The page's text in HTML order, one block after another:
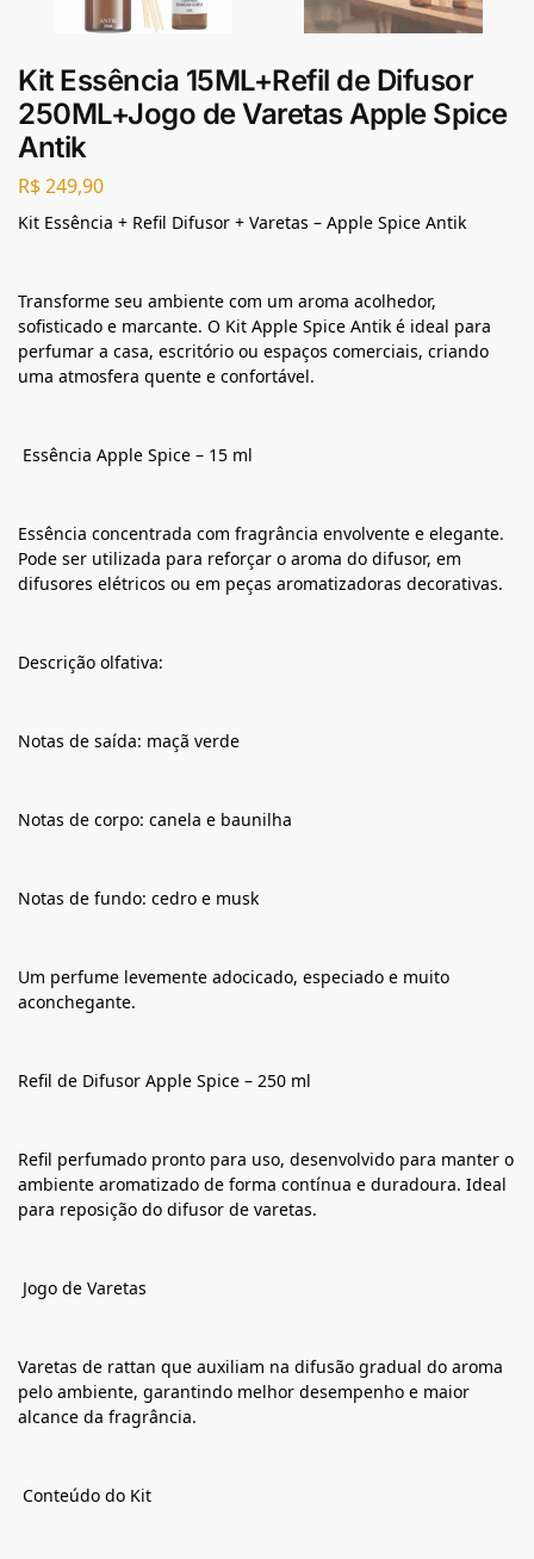
Kit Essência 15ML+Refil de Difusor
250ML+Jogo de Varetas Apple Spice
Antik
R$249,90
Kit Essência + Refil Difusor + Varetas – Apple Spice Antik
Transforme seu ambiente com um aroma acolhedor,
sofisticado e marcante. O Kit Apple Spice Antik é ideal para
perfumar a casa, escritório ou espaços comerciais, criando
uma atmosfera quente e confortável.
Essência Apple Spice – 15 ml
Essência concentrada com fragrância envolvente e elegante.
Pode ser utilizada para reforçar o aroma do difusor, em
difusores elétricos ou em peças aromatizadoras decorativas.
Descrição olfativa:
Notas de saída: maçã verde
Notas de corpo: canela e baunilha
Notas de fundo: cedro e musk
Um perfume levemente adocicado, especiado e muito
aconchegante.
Refil de Difusor Apple Spice – 250 ml
Refil perfumado pronto para uso, desenvolvido para manter o
ambiente aromatizado de forma contínua e duradoura. Ideal
para reposição do difusor de varetas.
Jogo de Varetas
Varetas de rattan que auxiliam na difusão gradual do aroma
pelo ambiente, garantindo melhor desempenho e maior
alcance da fragrância.
Conteúdo do Kit